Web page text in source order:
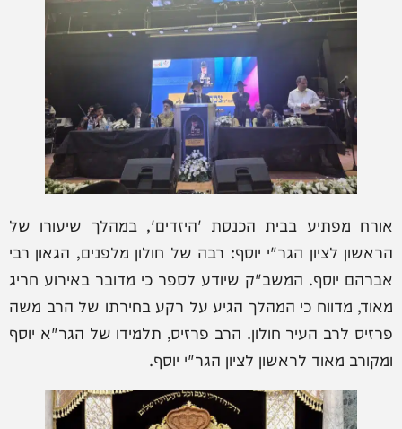
אורח מפתיע בבית הכנסת 'היזדים', במהלך שיעורו של
הראשון לציון הגר"י יוסף: רבה של חולון מלפנים, הגאון רבי
אברהם יוסף. המשב"ק שיודע לספר כי מדובר באירוע חריג
מאוד, מדווח כי המהלך הגיע על רקע בחירתו של הרב משה
פרזיס לרב העיר חולון. הרב פרזיס, תלמידו של הגר"א יוסף
ומקורב מאוד לראשון לציון הגר"י יוסף.